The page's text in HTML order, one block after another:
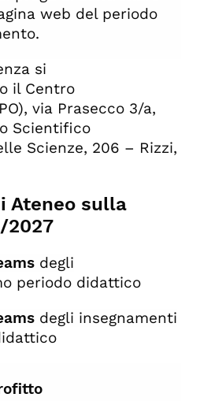
web del periodo
si
il Centro
via Prasecco 3/a,
Scientifico
Scienze, 206 – Rizzi,
Ateneo sulla
2027
degli
periodo didattico
degli insegnamenti